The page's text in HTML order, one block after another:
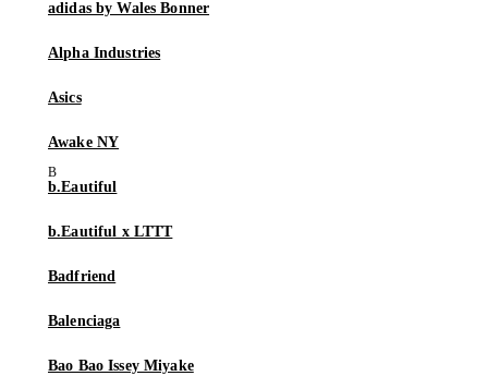
adidas by Wales Bonner
Alpha Industries
Asics
Awake NY
b.Eautiful
b.Eautiful x LTTT
Badfriend
Balenciaga
Bao Bao Issey Miyake